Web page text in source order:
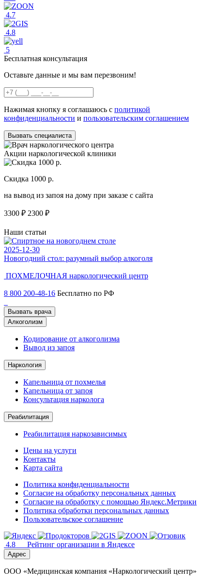
4.7
4.8
5
Бесплатная консультация
Оставьте данные и мы вам перезвоним!
Нажимая кнопку я соглашаюсь с политикой
конфиденциальности и пользовательским соглашением
Вызвать специалиста
Акции наркологической клиники
Скидка 1000 р.
на вывод из запоя на дому при заказе с сайта
3300 ₽ 2300 ₽
Наши статьи
2025-12-30
Новогодний стол: разумный выбор алкоголя
ПОХМЕЛОЧНАЯ наркологический центр
8 800 200-48-16 Бесплатно по РФ
Вызвать врача
Алкоголизм
Кодирование от алкоголизма
Вывод из запоя
Наркология
Капельница от похмелья
Капельница от запоя
Консультация нарколога
Реабилитация
Реабилитация наркозависимых
Цены на услуги
Контакты
Карта сайта
Политика конфиденциальности
Согласие на обработку персональных данных
Согласие на обработку с помощью Яндекс.Метрики
Политика обработки персональных данных
Пользовательское соглашение
4.8 Рейтинг организации в Яндексе
Адрес
ООО «Медицинская компания «Наркологический центр»